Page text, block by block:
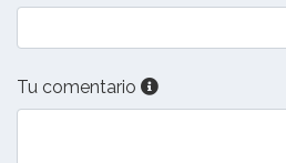
Tu comentario